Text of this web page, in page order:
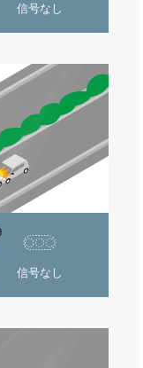
信号なし
信号なし